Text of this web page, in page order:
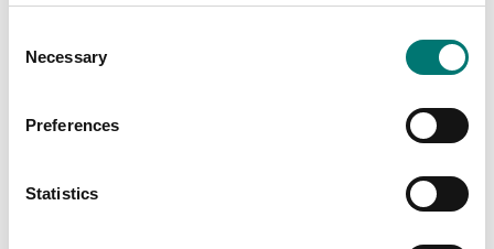
Selection
Necessary
Preferences
Statistics